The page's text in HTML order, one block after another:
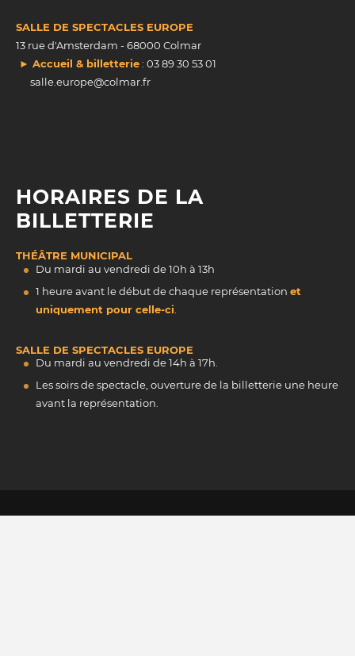
SALLE DE SPECTACLES EUROPE
13 rue d'Amsterdam - 68000 Colmar
► Accueil & billetterie: 03 89 30 53 01
salle.europe@colmar.fr
HORAIRES DE LA
BILLETTERIE
THÉÂTRE MUNICIPAL
Du mardi au vendredi de 10h à 13h
1 heure avant le début de chaque représentation et
uniquement pour celle-ci
SALLE DE SPECTACLES EUROPE
Du mardi au vendredi de 14h à 17h.
Les soirs de spectacle, ouverture de la billetterie une heure
avant la représentation.